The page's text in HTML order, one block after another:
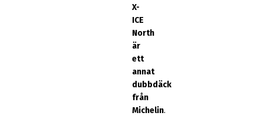
X-
ICE
North
är
ett
annat
dubbdäck
från
Michelin.